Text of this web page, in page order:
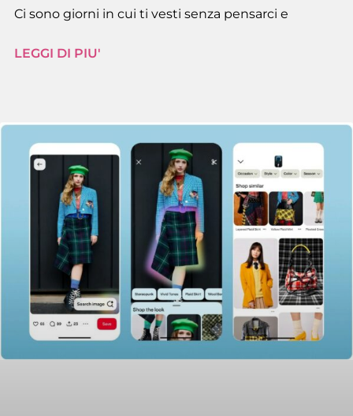
Ci sono giorni in cui ti vesti senza pensarci e
LEGGI DI PIU'